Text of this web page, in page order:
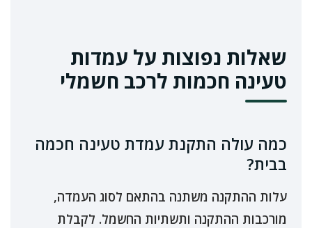
שאלות נפוצות על עמדות
טעינה חכמות לרכב חשמלי
כמה עולה התקנת עמדת טעינה חכמה
בבית?
עלות ההתקנה משתנה בהתאם לסוג העמדה,
מורכבות ההתקנה ותשתיות החשמל. לקבלת